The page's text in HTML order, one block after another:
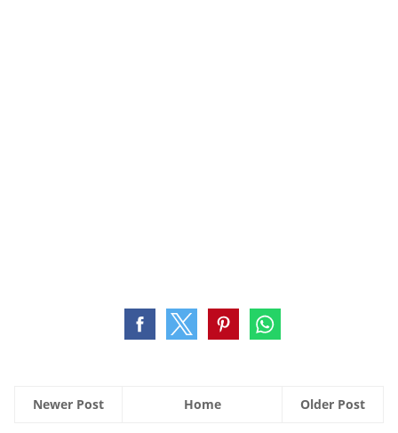
Newer Post Older Post
Home